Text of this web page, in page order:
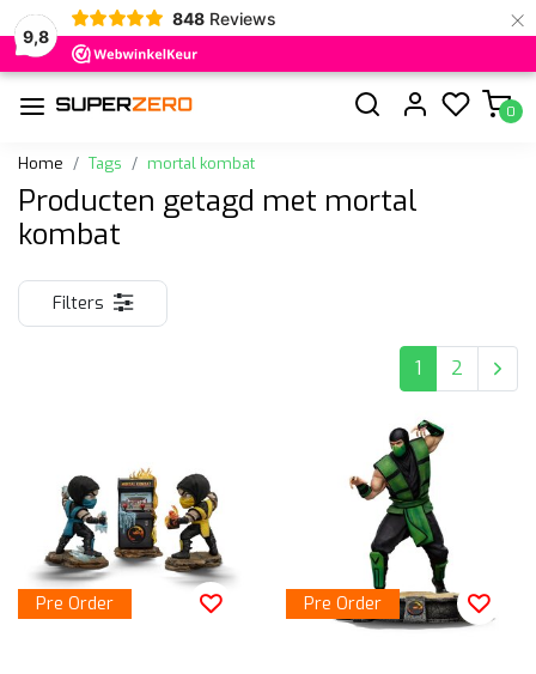
9,8
848 Reviews ×
0
Home Tags mortal kombat
Producten getagd met mortal
kombat
Filters
1 2
Pre Order Pre Order